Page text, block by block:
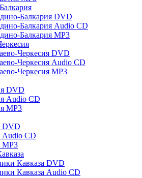
Балкария DVD
Балкария Audio CD
Балкария MP3
Черкесия DVD
Черкесия Audio CD
Черкесия MP3
DVD
Audio CD
MP3
DVD
Audio CD
MP3
Кавказа DVD
Кавказа Audio CD